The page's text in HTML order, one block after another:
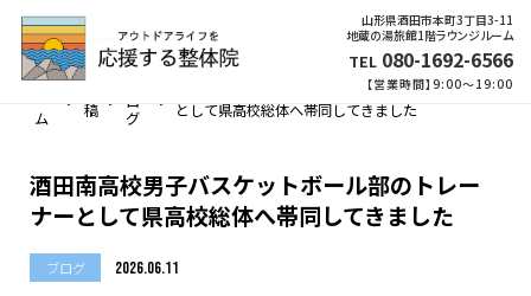
山形県酒田市本町3丁目3-11
地蔵の湯旅館1階ラウンジルーム
TEL 080-1692-6566
【営業時間】9:00～19:00
ホ
ム
> 稿 > ロ
グ
> 酒田南高校男子バスケットボール部のトレーナー
として県高校総体へ帯同してきました
酒田南高校男子バスケットボール部のトレー
ナーとして県高校総体へ帯同してきました
ブログ 2026.06.11